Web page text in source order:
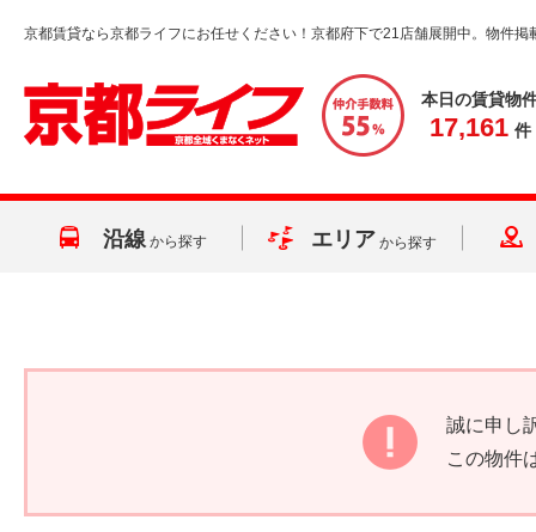
京都賃貸なら京都ライフにお任せください！京都府下で21店舗展開中。物件掲
本日の賃貸物
17,161 件
沿線 から探す エリア から探す
誠に申し
この物件